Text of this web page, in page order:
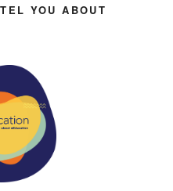
YOU ABOUT